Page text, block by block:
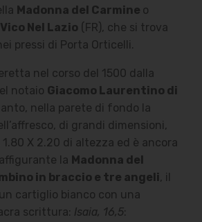
Madonna del Carmine o
Vico Nel Lazio (FR), che si trova
pressi di Porta Orticelli.
nel corso del 1500 dalla
notaio Giacomo Laurentino di
nella parete di fondo la
di grandi dimensioni,
X 2.20 di altezza ed è ancora
la Madonna del
in braccio e tre angeli, il
cartiglio bianco con una
scrittura: Isaia, 16,5: